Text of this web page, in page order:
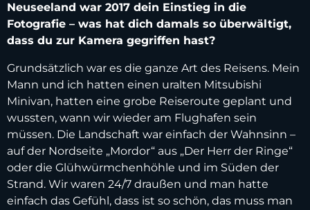
Neuseeland war 2017 dein Einstieg in die
Fotografie – was hat dich damals so überwältigt,
dass du zur Kamera gegriffen hast?
Grundsätzlich war es die ganze Art des Reisens. Mein
Mann und ich hatten einen uralten Mitsubishi
Minivan, hatten eine grobe Reiseroute geplant und
wussten, wann wir wieder am Flughafen sein
müssen. Die Landschaft war einfach der Wahnsinn –
auf der Nordseite „Mordor“ aus „Der Herr der Ringe“
oder die Glühwürmchenhöhle und im Süden der
Strand. Wir waren 24/7 draußen und man hatte
einfach das Gefühl, dass ist so schön, das muss man